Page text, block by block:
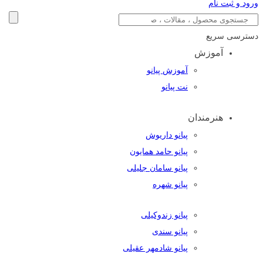
ورود و ثبت نام
دسترسی سریع
آموزش
آموزش پیانو
نت پیانو
هنرمندان
پیانو داریوش
پیانو حامد همایون
پیانو سامان جلیلی
پیانو شهره
پیانو زندوکیلی
پیانو سندی
پیانو شادمهر عقیلی